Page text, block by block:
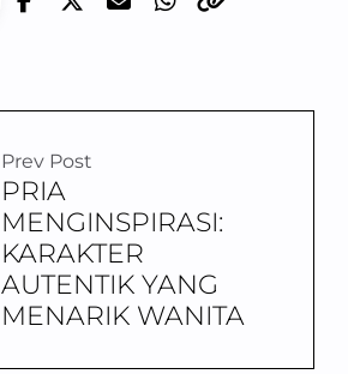
Prev Post
PRIA
MENGINSPIRASI:
KARAKTER
AUTENTIK YANG
MENARIK WANITA